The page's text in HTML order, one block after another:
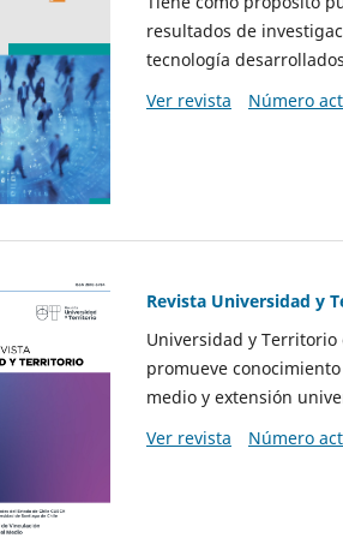
resultados de
tecnología
Ver revista
Número
Revista Universidad y
Universidad y
promueve
medio y extensión
Ver revista
Número